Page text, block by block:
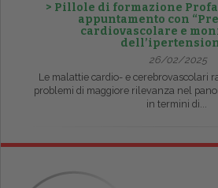
> Pillole di formazione
appuntamento con
cardiovascolare e
26/02/2025
Le malattie cardio- e cerebrovascolari
problemi di maggiore rilevanza nel
in termini di...